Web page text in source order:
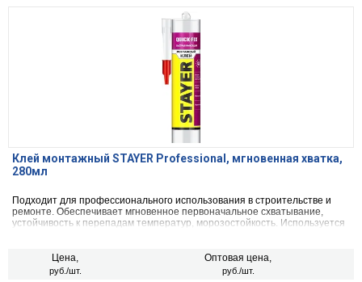
Клей монтажный STAYER Professional, мгновенная хватка,
280мл
Подходит для профессионального использования в строительстве и
ремонте. Обеспечивает мгновенное первоначальное схватывание,
устойчивость к перепадам температур, морозостойкость. Используется
кирпичу, гипсу, штукатурке.
Цена,
руб./шт.
Оптовая цена,
руб./шт.